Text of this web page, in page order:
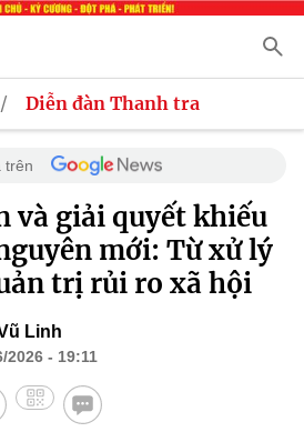
/ Diễn đàn Thanh tra
trên
và giải quyết khiếu
mới: Từ xử lý
trị rủi ro xã hội
Linh
2026 - 19:11